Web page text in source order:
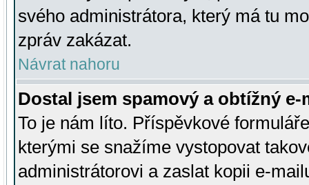
svého administrátora, který má tu
zpráv zakázat.
Návrat nahoru
Dostal jsem spamový a obtížný
To je nám líto. Příspěvkové
kterými se snažíme vystopovat
administrátorovi a zaslat kopii e-